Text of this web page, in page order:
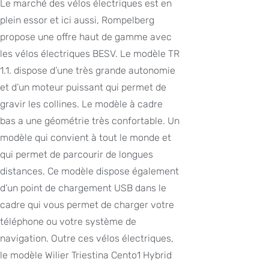
Le marché des vélos électriques est en
plein essor et ici aussi, Rompelberg
propose une offre haut de gamme avec
les vélos électriques BESV. Le modèle TR
1.1. dispose d’une très grande autonomie
et d’un moteur puissant qui permet de
gravir les collines. Le modèle à cadre
bas a une géométrie très confortable. Un
modèle qui convient à tout le monde et
qui permet de parcourir de longues
distances. Ce modèle dispose également
d’un point de chargement USB dans le
cadre qui vous permet de charger votre
téléphone ou votre système de
navigation. Outre ces vélos électriques,
le modèle Wilier Triestina Cento1 Hybrid